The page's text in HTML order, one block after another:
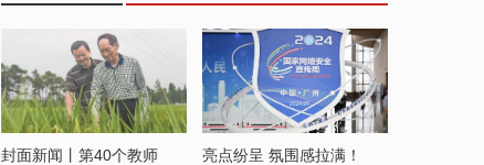
封面新闻丨第40个教师
亮点纷呈 氛围感拉满！